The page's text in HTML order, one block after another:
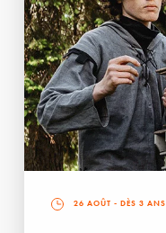
26 AOÛT - DÈS 3 ANS